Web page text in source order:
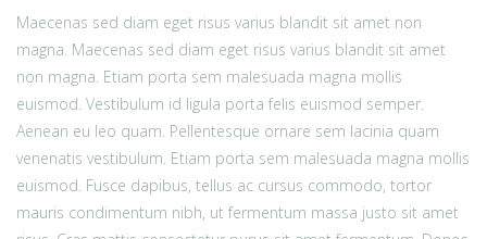
Maecenas sed diam eget risus varius blandit sit amet non
magna. Maecenas sed diam eget risus varius blandit sit amet
non magna. Etiam porta sem malesuada magna mollis
euismod. Vestibulum id ligula porta felis euismod semper.
Aenean eu leo quam. Pellentesque ornare sem lacinia quam
venenatis vestibulum. Etiam porta sem malesuada magna mollis
euismod. Fusce dapibus, tellus ac cursus commodo, tortor
mauris condimentum nibh, ut fermentum massa justo sit amet